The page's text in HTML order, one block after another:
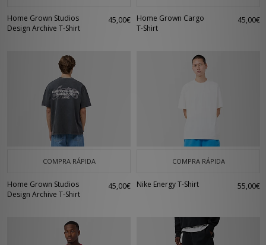
Home Grown Studios
Design Archive T-Shirt
45,00€
Home Grown Cargo
T-Shirt
45,00€
COMPRA RÁPIDA
Home Grown Studios
Design Archive T-Shirt
45,00€
COMPRA RÁPIDA
Nike Energy T-Shirt 55,00€